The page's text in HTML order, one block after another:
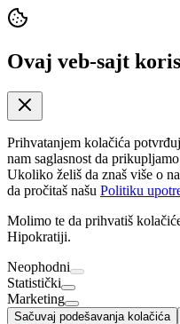
Ovaj veb-sajt
Prihvatanjem kolačića
nam saglasnost da
Ukoliko želiš da znaš više o
da pročitaš našu Politiku
Molimo te da prihvatiš
Hipokratiji.
Neophodni
Statistički
Marketing
Sačuvaj podešavanja kolačića